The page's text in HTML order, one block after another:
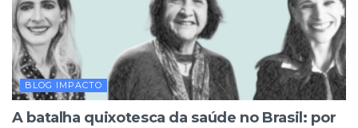
BLOG IMPACTO
A batalha quixotesca da saúde no Brasil: por